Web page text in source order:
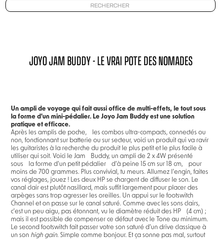
JOYO JAM BUDDY - LE VRAI POTE DES NOMADES
Un ampli de voyage qui fait aussi office de multi-effets, le tout sous
la forme d’un mini-pédalier. Le Joyo Jam Buddy est une solution
pratique et efficace.
Après les amplis de poche, les combos ultra-compacts, connectés ou
non, fonctionnant sur batterie ou sur secteur, voici un produit qui va ravir
les guitaristes à la recherche du produit le plus petit et le plus facile à
utiliser qui soit. Voici le Jam Buddy, un ampli de 2 x 4W présenté
sous la forme d’un petit pédalier d’à peine 15 cm sur 18 cm, pour
moins de 700 grammes. Plus convivial, tu meurs. Allumez l’engin, faites
vos réglages, jouez ! Les deux HP se chargent de diffuser le son. Le
canal clair est plutôt nasillard, mais suffit largement pour placer des
arpèges sans trop agresser les oreilles. Un appui sur le footswitch
Channel et on passe sur le canal saturé. Comme avec les sons clairs,
c’est un peu aigu, pas étonnant, vu le diamètre réduit des HP (4 cm) ;
mais il est possible de compenser ce défaut avec le Tone au minimum.
Le second footswitch fait passer votre son saturé d’un drive classique à
un son high gain. Simple comme bonjour. Et ça sonne pas mal, surtout